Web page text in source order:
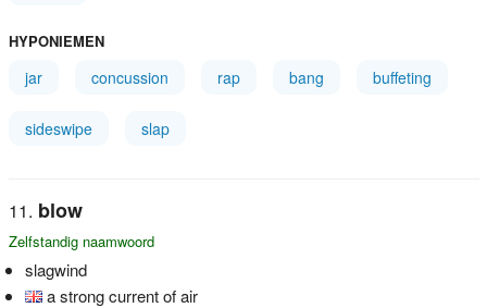
HYPONIEMEN
jar concussion rap bang buffeting
sideswipe slap
blow
Zelfstandig naamwoord
slagwind
a strong current of air